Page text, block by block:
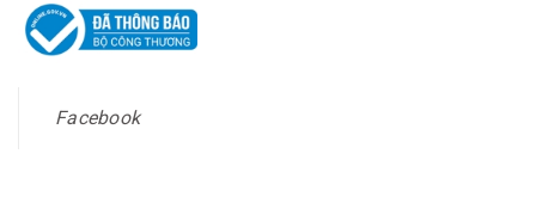
Facebook